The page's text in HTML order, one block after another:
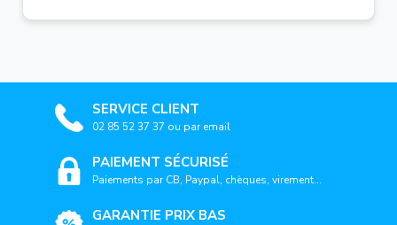
SERVICE CLIENT
02 85 52 37 37 ou par email
PAIEMENT SÉCURISÉ
Paiements par CB, Paypal, chèques, virement...
GARANTIE PRIX BAS